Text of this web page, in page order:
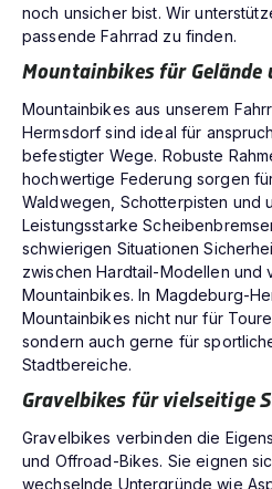
noch unsicher bist. Wir
passende Fahrrad zu finden.
Mountainbikes für Gelände
Mountainbikes aus unserem
Hermsdorf sind ideal für
befestigter Wege. Robuste
hochwertige Federung sorgen
Waldwegen, Schotterpisten und
Leistungsstarke
schwierigen Situationen
zwischen Hardtail-Modellen und
Mountainbikes. In Magdeburg-
Mountainbikes nicht nur für
sondern auch gerne für
Stadtbereiche.
Gravelbikes für vielseitige
Gravelbikes verbinden die
und Offroad-Bikes. Sie eignen
wechselnde Untergründe wie